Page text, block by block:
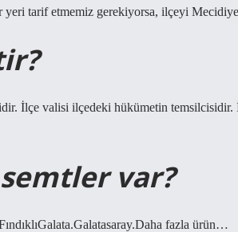
tarif etmemiz gerekiyorsa, ilçeyi
İlçe valisi ilçedeki hükümetin
var?
fazla ürün…